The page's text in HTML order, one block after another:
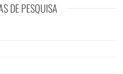
DE PESQUISA